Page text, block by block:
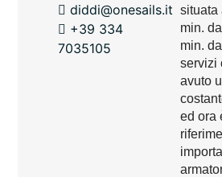
diddi@onesails.it
+39 334
7035105
situata
min.
min.
servizi
avuto
ed ora